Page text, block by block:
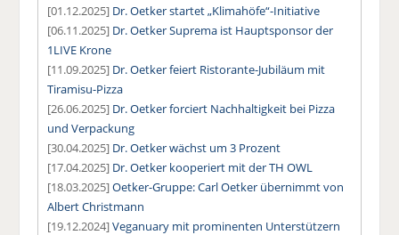
[01.12.2025] Dr. Oetker startet „Klimahöfe“-Initiative
[06.11.2025] Dr. Oetker Suprema ist Hauptsponsor der
1LIVE Krone
[11.09.2025] Dr. Oetker feiert Ristorante-Jubiläum mit
Tiramisu-Pizza
[26.06.2025] Dr. Oetker forciert Nachhaltigkeit bei Pizza
und Verpackung
[30.04.2025] Dr. Oetker wächst um 3 Prozent
[17.04.2025] Dr. Oetker kooperiert mit der TH OWL
[18.03.2025]Oetker-Gruppe: Carl Oetker übernimmt von
Albert Christmann
[19.12.2024]Veganuary mit prominenten Unterstützern